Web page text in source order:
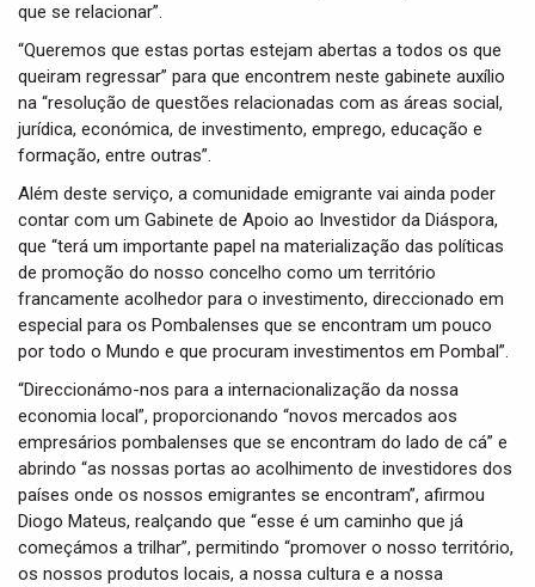
que se relacionar”.
“Queremos que estas portas estejam abertas a todos os que
queiram regressar” para que encontrem neste gabinete auxílio
na “resolução de questões relacionadas com as áreas social,
jurídica, económica, de investimento, emprego, educação e
formação, entre outras”.
Além deste serviço, a comunidade emigrante vai ainda poder
contar com um Gabinete de Apoio ao Investidor da Diáspora,
que “terá um importante papel na materialização das políticas
de promoção do nosso concelho como um território
francamente acolhedor para o investimento, direccionado em
especial para os Pombalenses que se encontram um pouco
por todo o Mundo e que procuram investimentos em Pombal”.
“Direccionámo-nos para a internacionalização da nossa
economia local”, proporcionando “novos mercados aos
empresários pombalenses que se encontram do lado de cá” e
abrindo “as nossas portas ao acolhimento de investidores dos
países onde os nossos emigrantes se encontram”, afirmou
Diogo Mateus, realçando que “esse é um caminho que já
começámos a trilhar”, permitindo “promover o nosso território,
os nossos produtos locais, a nossa cultura e a nossa